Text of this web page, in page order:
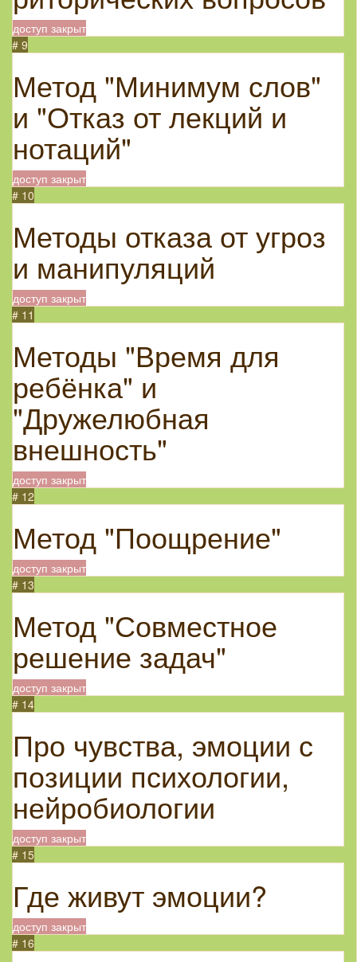
доступ закрыт
# 9
Метод "Минимум слов"
и "Отказ от лекций и
нотаций"
доступ закрыт
# 10
Методы отказа от угроз
и манипуляций
доступ закрыт
# 11
Методы "Время для
ребёнка" и
"Дружелюбная
внешность"
доступ закрыт
# 12
Метод "Поощрение"
доступ закрыт
# 13
Метод "Совместное
решение задач"
доступ закрыт
# 14
Про чувства, эмоции с
позиции психологии,
нейробиологии
доступ закрыт
# 15
Где живут эмоции?
доступ закрыт
# 16